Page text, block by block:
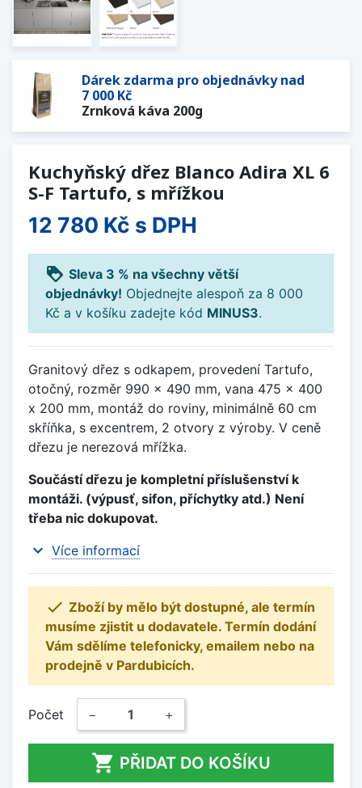
Dárek zdarma pro objednávky nad
7 000 Kč
Zrnková káva 200g
Kuchyňský dřez Blanco Adira XL 6
S-F Tartufo, s mřížkou
12 780 Kč s DPH
loyalty Sleva 3 % na všechny větší
objednávky! Objednejte alespoň za 8 000
Kč a v košíku zadejte kód MINUS3.
Granitový dřez s odkapem, provedení Tartufo,
otočný, rozměr 990 x 490 mm, vana 475 x 400
x 200 mm, montáž do roviny, minimálně 60 cm
skříňka, s excentrem, 2 otvory z výroby. V ceně
dřezu je nerezová mřížka.
Součástí dřezu je kompletní příslušenství k
montáži. (výpusť, sifon, příchytky atd.) Není
třeba nic dokupovat.
expand_more Více informací
 Zboží by mělo být dostupné, ale termín
musíme zjistit u dodavatele. Termín dodání
Vám sdělíme telefonicky, emailem nebo na
prodejně v Pardubicích.
Počet − +
 PŘIDAT DO KOŠÍKU